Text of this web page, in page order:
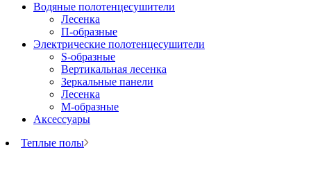
Водяные полотенцесушители
Лесенка
П-образные
Электрические полотенцесушители
S-образные
Вертикальная лесенка
Зеркальные панели
Лесенка
М-образные
Аксессуары
Теплые полы